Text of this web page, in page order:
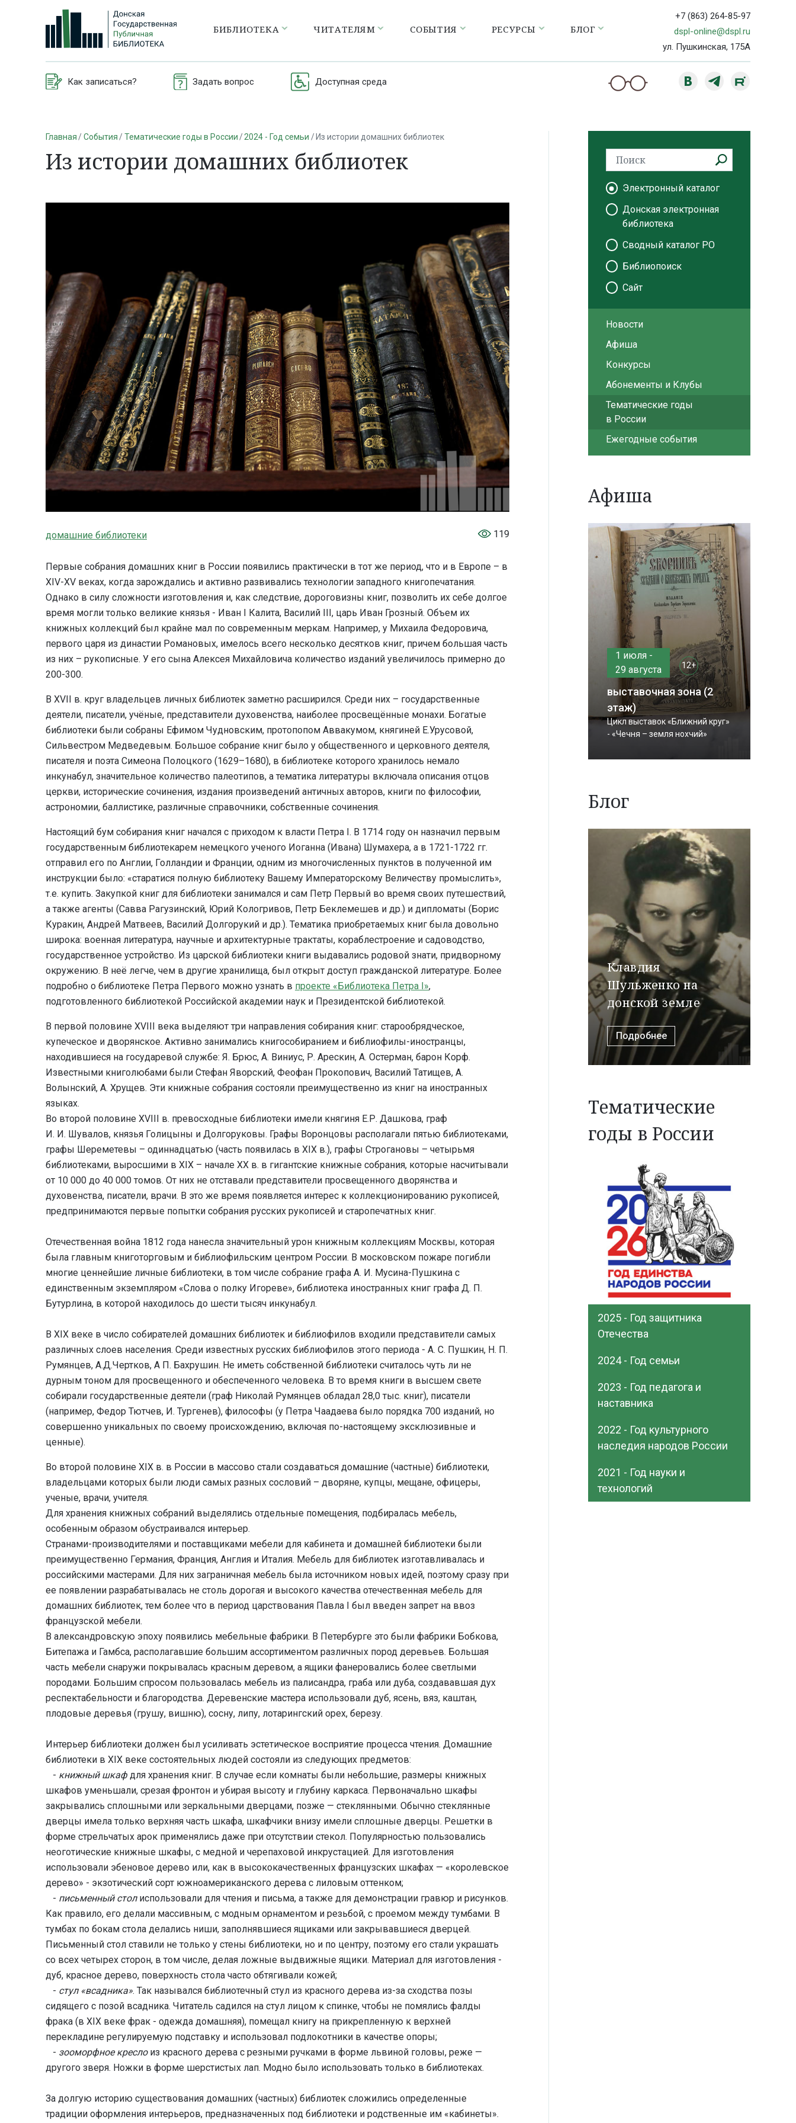
БИБЛИОТЕКА ЧИТАТЕЛЯМ СОБЫТИЯ РЕСУРСЫ БЛОГ
+7 (863) 264-85-97
dspl-online@dspl.ru
ул. Пушкинская, 175А
Как записаться? Задать вопрос Доступная среда
Главная События Тематические годы в России 2024 - Год семьи Из истории домашних библиотек
Из истории домашних библиотек
домашние библиотеки 119
Первые собрания домашних книг в России появились практически в тот же период, что и в Европе – в
XIV-XV веках, когда зарождались и активно развивались технологии западного книгопечатания.
Однако в силу сложности изготовления и, как следствие, дороговизны книг, позволить их себе долгое
время могли только великие князья - Иван I Калита, Василий III, царь Иван Грозный. Объем их
книжных коллекций был крайне мал по современным меркам. Например, у Михаила Федоровича,
первого царя из династии Романовых, имелось всего несколько десятков книг, причем большая часть
из них – рукописные. У его сына Алексея Михайловича количество изданий увеличилось примерно до
200-300.
В ХVII в. круг владельцев личных библиотек заметно расширился. Среди них – государственные
деятели, писатели, учёные, представители духовенства, наиболее просвещённые монахи. Богатые
библиотеки были собраны Ефимом Чудновским, протопопом Аввакумом, княгиней Е.Урусовой,
Сильвестром Медведевым. Большое собрание книг было у общественного и церковного деятеля,
писателя и поэта Симеона Полоцкого (1629–1680), в библиотеке которого хранилось немало
инкунабул, значительное количество палеотипов, а тематика литературы включала описания отцов
церкви, исторические сочинения, издания произведений античных авторов, книги по философии,
астрономии, баллистике, различные справочники, собственные сочинения.
Настоящий бум собирания книг начался с приходом к власти Петра I. В 1714 году он назначил первым
государственным библиотекарем немецкого ученого Иоганна (Ивана) Шумахера, а в 1721-1722 гг.
отправил его по Англии, Голландии и Франции, одним из многочисленных пунктов в полученной им
инструкции было: «старатися полную библиотеку Вашему Императорскому Величеству промыслить»,
т.е. купить. Закупкой книг для библиотеки занимался и сам Петр Первый во время своих путешествий,
а также агенты (Савва Рагузинский, Юрий Кологривов, Петр Беклемешев и др.) и дипломаты (Борис
Куракин, Андрей Матвеев, Василий Долгорукий и др.). Тематика приобретаемых книг была довольно
широка: военная литература, научные и архитектурные трактаты, кораблестроение и садоводство,
государственное устройство. Из царской библиотеки книги выдавались родовой знати, придворному
окружению. В неё легче, чем в другие хранилища, был открыт доступ гражданской литературе. Более
подробно о библиотеке Петра Первого можно узнать в проекте «Библиотека Петра Ι»,
подготовленного библиотекой Российской академии наук и Президентской библиотекой.
В первой половине XVIII века выделяют три направления собирания книг: старообрядческое,
купеческое и дворянское. Активно занимались книгособиранием и библиофилы-иностранцы,
находившиеся на государевой службе: Я. Брюс, А. Виниус, Р. Арескин, А. Остерман, барон Корф.
Известными книголюбами были Стефан Яворский, Феофан Прокопович, Василий Татищев, А.
Волынский, А. Хрущев. Эти книжные собрания состояли преимущественно из книг на иностранных
языках.
Во второй половине XVIII в. превосходные библиотеки имели княгиня Е.Р. Дашкова, граф
И. И. Шувалов, князья Голицыны и Долгоруковы. Графы Воронцовы располагали пятью библиотеками,
графы Шереметевы – одиннадцатью (часть появилась в XIX в.), графы Строгановы – четырьмя
библиотеками, выросшими в XIX – начале XX в. в гигантские книжные собрания, которые насчитывали
от 10 000 до 40 000 томов. От них не отставали представители просвещенного дворянства и
духовенства, писатели, врачи. В это же время появляется интерес к коллекционированию рукописей,
предпринимаются первые попытки собрания русских рукописей и старопечатных книг.
Отечественная война 1812 года нанесла значительный урон книжным коллекциям Москвы, которая
была главным книготорговым и библиофильским центром России. В московском пожаре погибли
многие ценнейшие личные библиотеки, в том числе собрание графа А. И. Мусина-Пушкина с
единственным экземпляром «Слова о полку Игореве», библиотека иностранных книг графа Д. П.
Бутурлина, в которой находилось до шести тысяч инкунабул.
В XIX веке в число собирателей домашних библиотек и библиофилов входили представители самых
различных слоев населения. Среди известных русских библиофилов этого периода - А. С. Пушкин, Н. П.
Румянцев, А.Д.Чертков, А П. Бахрушин. Не иметь собственной библиотеки считалось чуть ли не
дурным тоном для просвещенного и обеспеченного человека. В то время книги в высшем свете
собирали государственные деятели (граф Николай Румянцев обладал 28,0 тыс. книг), писатели
(например, Федор Тютчев, И. Тургенев), философы (у Петра Чаадаева было порядка 700 изданий, но
совершенно уникальных по своему происхождению, включая по-настоящему эксклюзивные и
ценные).
Во второй половине XIX в. в России в массово стали создаваться домашние (частные) библиотеки,
владельцами которых были люди самых разных сословий – дворяне, купцы, мещане, офицеры,
ученые, врачи, учителя.
Для хранения книжных собраний выделялись отдельные помещения, подбиралась мебель,
особенным образом обустраивался интерьер.
Странами-производителями и поставщиками мебели для кабинета и домашней библиотеки были
преимущественно Германия, Франция, Англия и Италия. Мебель для библиотек изготавливалась и
российскими мастерами. Для них заграничная мебель была источником новых идей, поэтому сразу при
ее появлении разрабатывалась не столь дорогая и высокого качества отечественная мебель для
домашних библиотек, тем более что в период царствования Павла I был введен запрет на ввоз
французской мебели.
В александровскую эпоху появились мебельные фабрики. В Петербурге это были фабрики Бобкова,
Битепажа и Гамбса, располагавшие большим ассортиментом различных пород деревьев. Большая
часть мебели снаружи покрывалась красным деревом, а ящики фанеровались более светлыми
породами. Большим спросом пользовалась мебель из палисандра, граба или дуба, создававшая дух
респектабельности и благородства. Деревенские мастера использовали дуб, ясень, вяз, каштан,
плодовые деревья (грушу, вишню), сосну, липу, лотарингский орех, березу.
Интерьер библиотеки должен был усиливать эстетическое восприятие процесса чтения. Домашние
библиотеки в XIX веке состоятельных людей состояли из следующих предметов:
- книжный шкаф для хранения книг. В случае если комнаты были небольшие, размеры книжных
шкафов уменьшали, срезая фронтон и убирая высоту и глубину каркаса. Первоначально шкафы
закрывались сплошными или зеркальными дверцами, позже — стеклянными. Обычно стеклянные
дверцы имела только верхняя часть шкафа, шкафчики внизу имели сплошные дверцы. Решетки в
форме стрельчатых арок применялись даже при отсутствии стекол. Популярностью пользовались
неоготические книжные шкафы, с медной и черепаховой инкрустацией. Для изготовления
использовали эбеновое дерево или, как в высококачественных французских шкафах — «королевское
дерево» - экзотический сорт южноамериканского дерева с лиловым оттенком;
- письменный столиспользовали для чтения и письма, а также для демонстрации гравюр и рисунков.
Как правило, его делали массивным, с модным орнаментом и резьбой, с проемом между тумбами. В
тумбах по бокам стола делались ниши, заполнявшиеся ящиками или закрывавшиеся дверцей.
Письменный стол ставили не только у стены библиотеки, но и по центру, поэтому его стали украшать
со всех четырех сторон, в том числе, делая ложные выдвижные ящики. Материал для изготовления -
дуб, красное дерево, поверхность стола часто обтягивали кожей;
- стул «всадника». Так назывался библиотечный стул из красного дерева из-за сходства позы
сидящего с позой всадника. Читатель садился на стул лицом к спинке, чтобы не помялись фалды
фрака (в XIX веке фрак - одежда домашняя), помещал книгу на прикрепленную к верхней
перекладине регулируемую подставку и использовал подлокотники в качестве опоры;
- зооморфное креслоиз красного дерева с резными ручками в форме львиной головы, реже —
другого зверя. Ножки в форме шерстистых лап. Модно было использовать только в библиотеках.
За долгую историю существования домашних (частных) библиотек сложились определенные
традиции оформления интерьеров, предназначенных под библиотеки и родственные им «кабинеты».
Электронный каталог
Донская электронная
библиотека
Сводный каталог РО
Библиопоиск
Сайт
Новости
Афиша
Конкурсы
Абонементы и Клубы
Тематические годы
в России
Ежегодные события
Афиша
1 июля -
29 августа
12+
выставочная зона (2
этаж)
Цикл выставок «Ближний круг»
- «Чечня – земля нохчий»
Блог
Клавдия
Шульженко на
донской земле
Подробнее
Тематические
годы в России
2025 - Год защитника
Отечества
2024 - Год семьи
2023 - Год педагога и
наставника
2022 - Год культурного
наследия народов России
2021 - Год науки и
технологий